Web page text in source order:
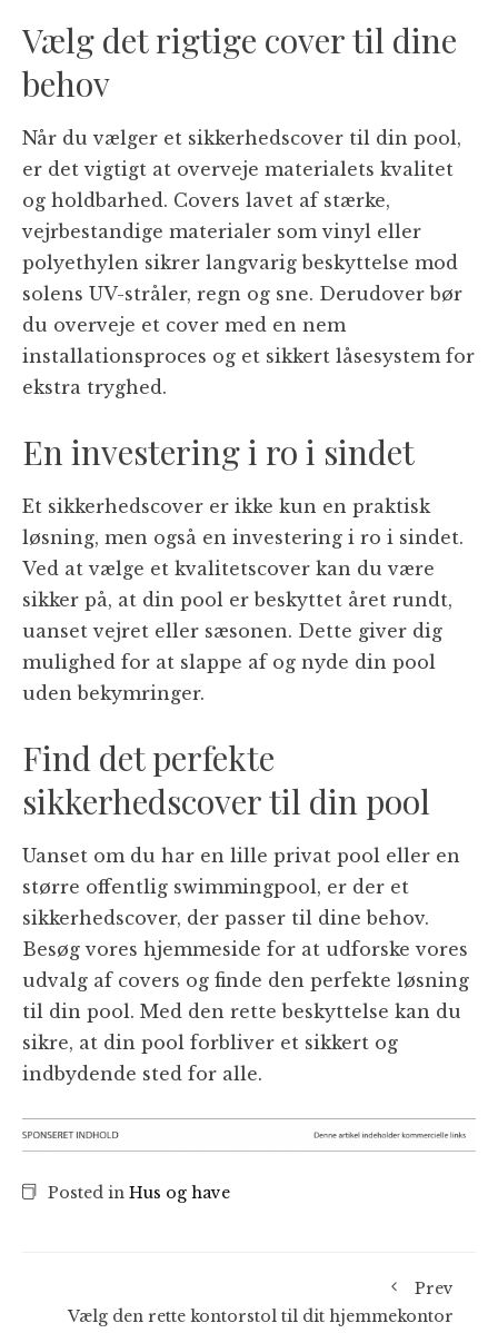
Vælg det rigtige cover til dine
behov
Når du vælger et sikkerhedscover til din pool,
er det vigtigt at overveje materialets kvalitet
og holdbarhed. Covers lavet af stærke,
vejrbestandige materialer som vinyl eller
polyethylen sikrer langvarig beskyttelse mod
solens UV-stråler, regn og sne. Derudover bør
du overveje et cover med en nem
installationsproces og et sikkert låsesystem for
ekstra tryghed.
En investering i ro i sindet
Et sikkerhedscover er ikke kun en praktisk
løsning, men også en investering i ro i sindet.
Ved at vælge et kvalitetscover kan du være
sikker på, at din pool er beskyttet året rundt,
uanset vejret eller sæsonen. Dette giver dig
mulighed for at slappe af og nyde din pool
uden bekymringer.
Find det perfekte
sikkerhedscover til din pool
Uanset om du har en lille privat pool eller en
større offentlig swimmingpool, er der et
sikkerhedscover, der passer til dine behov.
Besøg vores hjemmeside for at udforske vores
udvalg af covers og finde den perfekte løsning
til din pool. Med den rette beskyttelse kan du
sikre, at din pool forbliver et sikkert og
indbydende sted for alle.
Posted in Hus og have
Prev
Vælg den rette kontorstol til dit hjemmekontor